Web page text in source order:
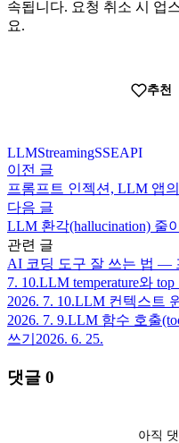
속됩니다. 요청 취소 시 업
요.
추천
LLMStreamingSSEAPI
이전 글
프롬프트 인젝션, LLM 앱
다음 글
LLM 환각(hallucination) 줄
관련 글
AI 코딩 도구 잘 쓰는 법 —
7. 10.LLM temperature와
2026. 7. 10.LLM 컨텍스트
2026. 7. 9.LLM 함수 호출
쓰기 2026. 6. 25.
댓글 0
아직